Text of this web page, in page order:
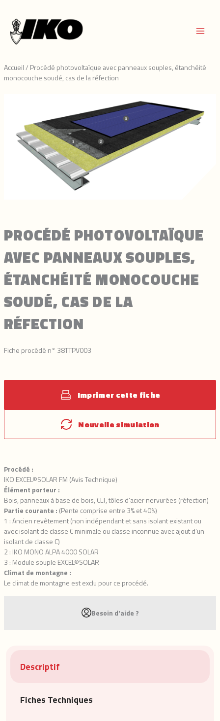
contenu
Accueil/ Procédé photovoltaïque avec panneaux souples, étanchéité
monocouche soudé, cas de la réfection
PROCÉDÉ PHOTOVOLTAÏQUE
AVEC PANNEAUX SOUPLES,
ÉTANCHÉITÉ MONOCOUCHE
SOUDÉ, CAS DE LA
RÉFECTION
Fiche procédé n° 38TTPV003
Imprimer cette fiche
Nouvelle simulation
Procédé :
IKO EXCEL®SOLAR FM (Avis Technique)
Élément porteur :
Bois, panneaux à base de bois, CLT, tôles d’acier nervurées (réfection)
Partie courante : (Pente comprise entre 3% et 40%)
1 : Ancien revêtement (non indépendant et sans isolant existant ou
avec isolant de classe C minimale ou classe inconnue avec ajout d’un
isolant de classe C)
2 : IKO MONO ALPA 4000 SOLAR
3 : Module souple EXCEL®SOLAR
Climat de montagne :
Le climat de montagne est exclu pour ce procédé.
Besoin d'aide ?
Descriptif
Fiches Techniques